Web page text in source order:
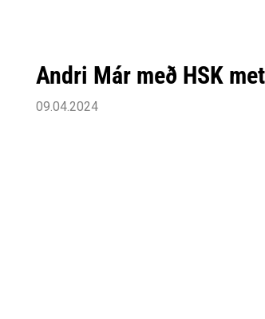
Andri Már með HSK
09.04.2024